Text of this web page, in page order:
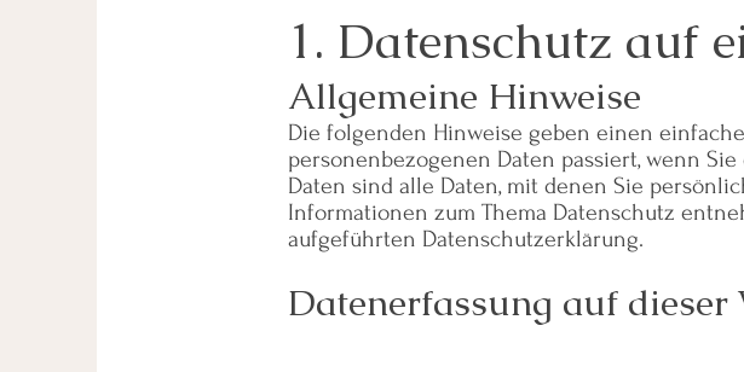
1. Datenschutz auf
Allgemeine Hinweise
Die folgenden Hinweise geben einen
personenbezogenen Daten passiert, wenn
Daten sind alle Daten, mit denen Sie
Informationen zum Thema Datenschutz
aufgeführten Datenschutzerklärung.
Datenerfassung auf dieser